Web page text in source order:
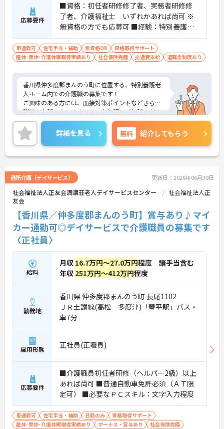
応募要件
■資格：初任者研修修了者、実務者研修修
了者、介護福祉士 いずれかあれば尚可 ※
無資格の方でも応募可 ■経験：特別養護老
人ホーム等、介護施設での勤務経験がある
方
車通勤可 住宅手当・補助 無資格OK
資格取得サポート
産休･育休･介護休暇取得実績あり
社会保険完備 交通費支給 退職金制度あり
香川県仲多度郡まんのう町に位置する、特別養護老
人ホーム内での介護職の募集です！
ご興味のある方には、面接対策ポイントなどさらに
詳細をお話いたしますので、お気軽にご相談くださ
い。
詳細を見る 無料 紹介してもらう
通所介護（デイサービス） 更新日：2026年06月30日
社会福祉法人正友会満濃荘老人デイサービスセンター
社会福祉法人正
友会
【香川県／仲多度郡まんのう町】賞与あり♪マイ
カー通勤可◎デイサービスで介護職員の募集です
〈正社員〉
給料
月収 16.7万円～27.0万円程度 諸手当含む
年収 251万円～412万円程度
勤務地
香川県 仲多度郡まんのう町 長尾1102
ＪＲ土讃線(高松－多度津)「琴平駅」バス・
車7分
雇用形態 正社員(正職員)
応募要件
■介護職員初任者研修（ヘルパー2級）以上
あれば尚可 ■普通自動車免許必須（ＡＴ限
定可） ■必要なＰＣスキル：文字入力程度
車通勤可 住宅手当・補助 日勤のみ
資格取得サポート
産休･育休･介護休暇取得実績あり
ボーナス・賞与あり
社会保険完備